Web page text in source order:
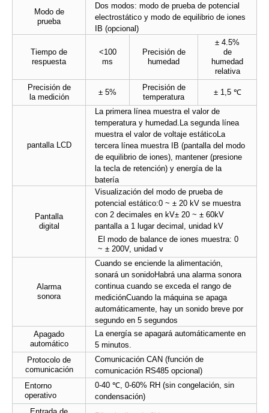
Modo de
prueba
Dos modos: modo de prueba de potencial
electrostático y modo de equilibrio de iones
IB (opcional)
Tiempo de
respuesta
<100
ms
Precisión de
humedad
± 4.5%
de
humedad
relativa
Precisión de
la medición
± 5%
Precisión de
temperatura
± 1,5 ℃
pantalla LCD
La primera línea muestra el valor de
temperatura y humedad. La segunda línea
muestra el valor de voltaje estáticoLa
tercera línea muestra IB (pantalla del modo
de equilibrio de iones), mantener (presione
la tecla de retención) y energía de la
batería
Pantalla
digital
Visualización del modo de prueba de
potencial estático:0 ~ ± 20 kV se muestra
con 2 decimales en kV± 20 ~ ± 60kV
pantalla a 1 lugar decimal, unidad kV
El modo de balance de iones muestra: 0
~ ± 200V, unidad v
Alarma
sonora
Cuando se enciende la alimentación,
sonará un sonidoHabrá una alarma sonora
continua cuando se exceda el rango de
mediciónCuando la máquina se apaga
automáticamente, hay un sonido breve por
segundo en 5 segundos
Apagado
automático
La energía se apagará automáticamente en
5 minutos.
Protocolo de
comunicación
Comunicación CAN (función de
comunicación RS485 opcional)
Entorno
operativo
0-40 ℃, 0-60% RH (sin congelación, sin
condensación)